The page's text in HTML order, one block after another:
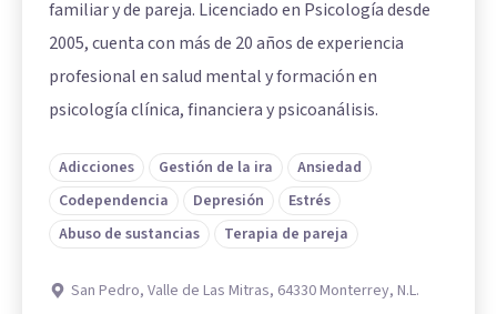
familiar y de pareja. Licenciado en Psicología desde
2005, cuenta con más de 20 años de experiencia
profesional en salud mental y formación en
psicología clínica, financiera y psicoanálisis.
Adicciones Gestión de la ira
Ansiedad
Codependencia
Depresión
Estrés
Abuso de sustancias
Terapia de pareja
San Pedro, Valle de Las Mitras, 64330 Monterrey, N.L.